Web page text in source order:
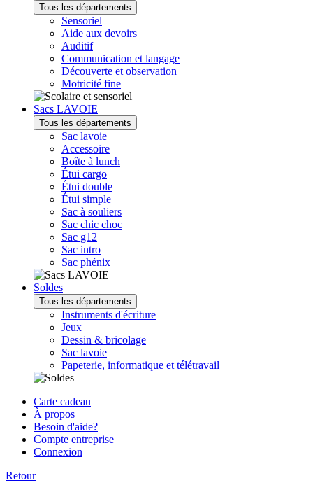
Tous les départements
Sensoriel
Aide aux devoirs
Auditif
Communication et langage
Découverte et observation
Motricité fine
Sacs LAVOIE
Tous les départements
Sac lavoie
Accessoire
Boîte à lunch
Étui cargo
Étui double
Étui simple
Sac à souliers
Sac chic choc
Sac g12
Sac intro
Sac phénix
Soldes
Tous les départements
Instruments d'écriture
Jeux
Dessin & bricolage
Sac lavoie
Papeterie, informatique et télétravail
Carte cadeau
À propos
Besoin d'aide?
Compte entreprise
Connexion
Retour